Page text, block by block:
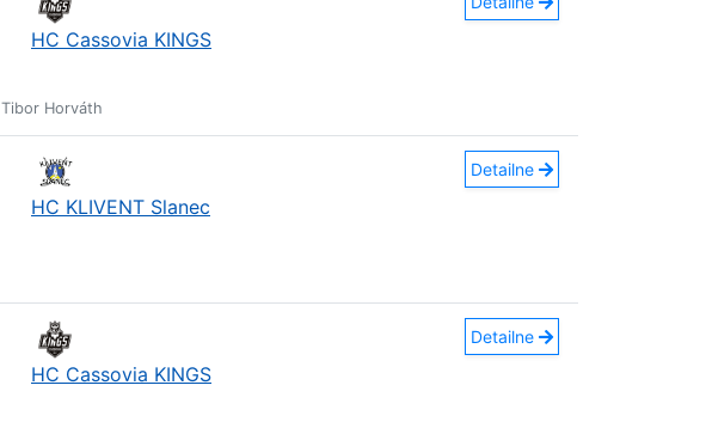
HC Cassovia KINGS
Tibor Horváth
HC KLIVENT Slanec
Detailne
HC Cassovia KINGS
Detailne